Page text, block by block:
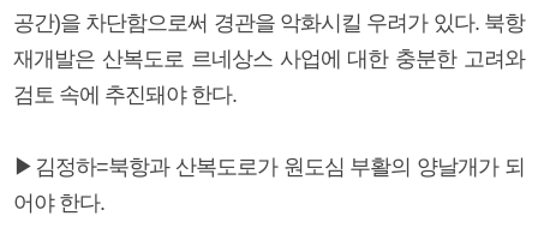
공간)을 차단함으로써 경관을 악화시킬 우려가 있다. 북항
재개발은 산복도로 르네상스 사업에 대한 충분한 고려와
검토 속에 추진돼야 한다.
▶김정하=북항과 산복도로가 원도심 부활의 양날개가 되
어야 한다.